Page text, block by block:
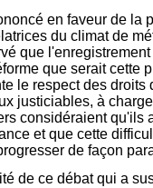
en faveur de
du climat de
que
que serait
le respect des
justiciables, à
considéraient
et que cette
de façon
de ce débat qui a